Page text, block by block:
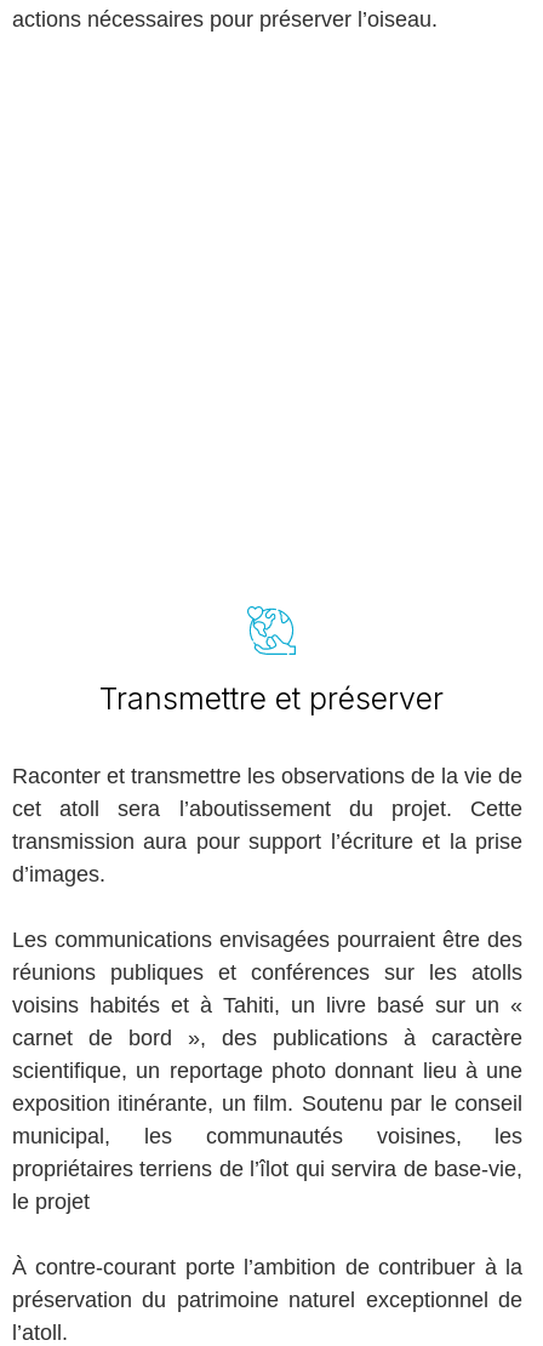
actions nécessaires pour préserver l’oiseau.
Transmettre et préserver
Raconter et transmettre les observations de la vie de
cet atoll sera l’aboutissement du projet. Cette
transmission aura pour support l’écriture et la prise
d’images.
Les communications envisagées pourraient être des
réunions publiques et conférences sur les atolls
voisins habités et à Tahiti, un livre basé sur un «
carnet de bord », des publications à caractère
scientifique, un reportage photo donnant lieu à une
exposition itinérante, un film. Soutenu par le conseil
municipal, les communautés voisines, les
propriétaires terriens de l’îlot qui servira de base-vie,
le projet
À contre-courant porte l’ambition de contribuer à la
préservation du patrimoine naturel exceptionnel de
l’atoll.